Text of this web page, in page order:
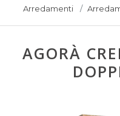
Arredamenti
AGORÀ